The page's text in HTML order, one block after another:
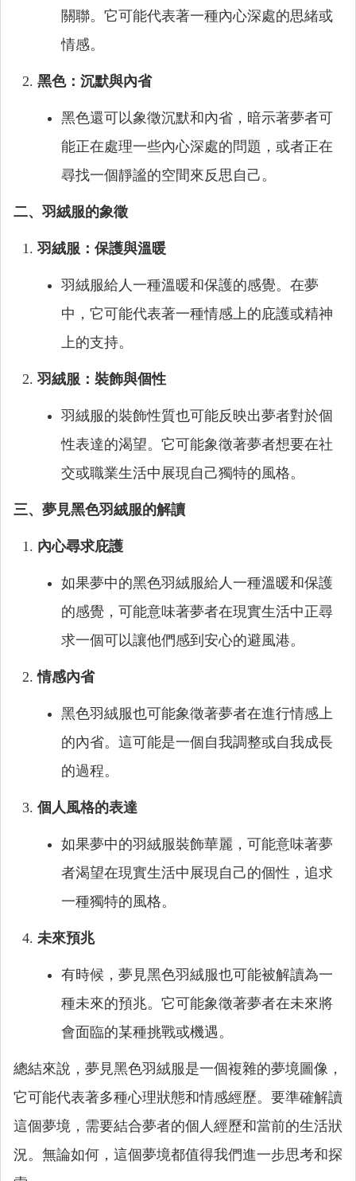
關聯。它可能代表著一種內心深處的思緒或
情感。
黑色：沉默與內省
黑色還可以象徵沉默和內省，暗示著夢者可
能正在處理一些內心深處的問題，或者正在
尋找一個靜謐的空間來反思自己。
二、羽絨服的象徵
羽絨服：保護與溫暖
羽絨服給人一種溫暖和保護的感覺。在夢
中，它可能代表著一種情感上的庇護或精神
上的支持。
羽絨服：裝飾與個性
羽絨服的裝飾性質也可能反映出夢者對於個
性表達的渴望。它可能象徵著夢者想要在社
交或職業生活中展現自己獨特的風格。
三、夢見黑色羽絨服的解讀
內心尋求庇護
如果夢中的黑色羽絨服給人一種溫暖和保護
的感覺，可能意味著夢者在現實生活中正尋
求一個可以讓他們感到安心的避風港。
情感內省
黑色羽絨服也可能象徵著夢者在進行情感上
的內省。這可能是一個自我調整或自我成長
的過程。
個人風格的表達
如果夢中的羽絨服裝飾華麗，可能意味著夢
者渴望在現實生活中展現自己的個性，追求
一種獨特的風格。
未來預兆
有時候，夢見黑色羽絨服也可能被解讀為一
種未來的預兆。它可能象徵著夢者在未來將
會面臨的某種挑戰或機遇。
總結來說，夢見黑色羽絨服是一個複雜的夢境圖像，
它可能代表著多種心理狀態和情感經歷。要準確解讀
這個夢境，需要結合夢者的個人經歷和當前的生活狀
況。無論如何，這個夢境都值得我們進一步思考和探